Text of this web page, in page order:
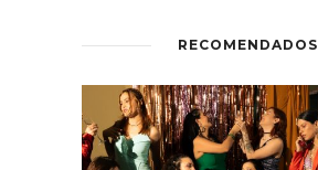
RECOMENDADOS